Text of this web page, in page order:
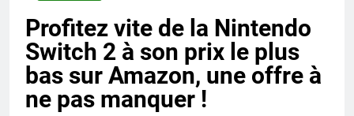
Profitez vite de la Nintendo
Switch 2 à son prix le plus
bas sur Amazon, une offre à
ne pas manquer !